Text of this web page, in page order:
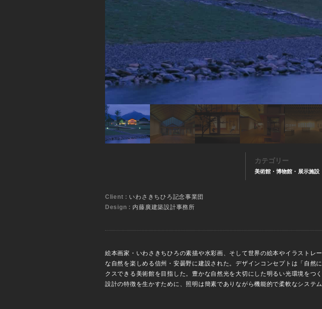
カテゴリー
美術館・博物館・展示施設
Client : いわさきちひろ記念事業団
Design : 内藤廣建築設計事務所
絵本画家・いわさきちひろの素描や水彩画、そして世界の絵本やイラスト
な自然を楽しめる信州・安曇野に建設された。デザインコンセプトは「自然
クスできる美術館を目指した。豊かな自然光を大切にした明るい光環境を
設計の特徴を生かすために、照明は簡素でありながら機能的で柔軟なシステム